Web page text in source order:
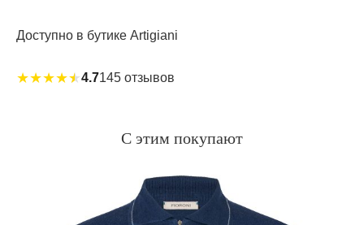
Доступно в бутике Artigiani
★★★★★4.7145 отзывов
С этим покупают